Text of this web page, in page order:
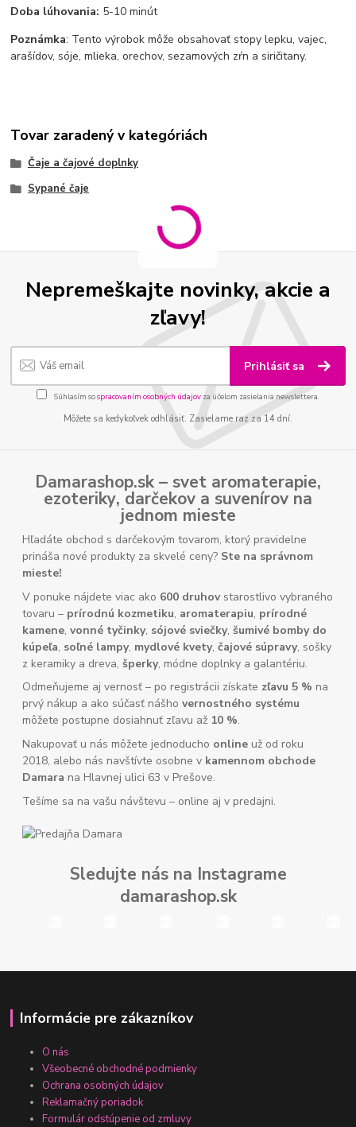
Doba lúhovania: 5-10 minút
Poznámka: Tento výrobok môže obsahovať stopy lepku, vajec,
arašídov, sóje, mlieka, orechov, sezamových zŕn a siričitany.
Tovar zaradený v kategóriách
Čaje a čajové doplnky
Sypané čaje
Nepremeškajte novinky, akcie a
zľavy!
Prihlásiť sa
Súhlasím sospracovaním osobných údajov za účelom zasielania newslettera.
Môžete sa kedykoľvek odhlásiť. Zasielame raz za 14 dní.
Damarashop.sk – svet aromaterapie,
ezoteriky, darčekov a suvenírov na
jednom mieste
Hľadáte obchod s darčekovým tovarom, ktorý pravidelne
prináša nové produkty za skvelé ceny? Ste na správnom
mieste!
V ponuke nájdete viac ako 600 druhovstarostlivo vybraného
tovaru – prírodnú kozmetiku, aromaterapiu, prírodné
kamene,vonné tyčinky, sójové sviečky,šumivé bomby do
kúpeľa, soľné lampy, mydlové kvety,čajové súpravy, sošky
z keramiky a dreva,šperky, módne doplnky a galantériu.
Odmeňujeme aj vernosť – po registrácii získate zľavu 5 % na
prvý nákup a ako súčasť nášhovernostného systému
môžete postupne dosiahnuť zľavu až 10 %.
Nakupovať u nás môžete jednoducho online už od roku
2018, alebo nás navštívte osobne v kamennom obchode
Damara na Hlavnej ulici 63 v Prešove.
Tešíme sa na vašu návštevu – online aj v predajni.
Sledujte nás na Instagrame
damarashop.sk
Informácie pre zákazníkov
O nás
Všeobecné obchodné podmienky
Ochrana osobných údajov
Reklamačný poriadok
Formulár odstúpenie od zmluvy